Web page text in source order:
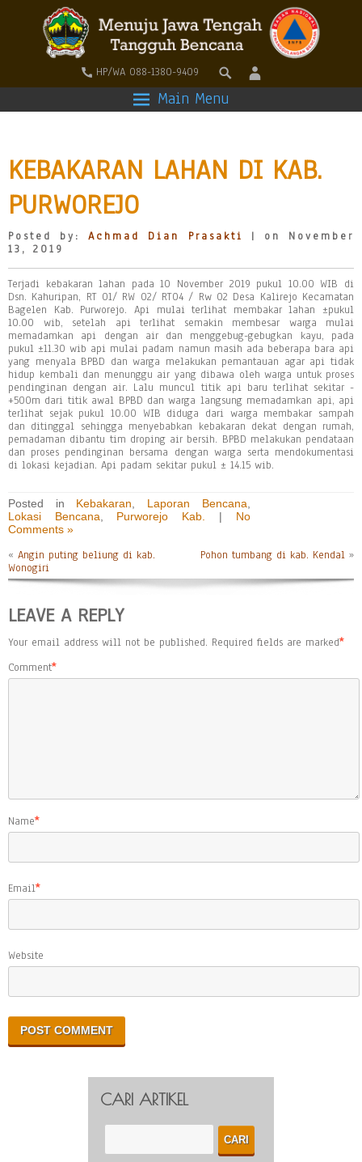
HP/WA 088-1380-9409
Main Menu
KEBAKARAN LAHAN DI KAB.
PURWOREJO
Posted by:Achmad Dian Prasakti
| on November
13, 2019
Terjadi kebakaran lahan pada 10 November 2019 pukul 10.00 WIB di
Dsn. Kahuripan, RT 01/ RW 02/ RT04 / Rw 02 Desa Kalirejo Kecamatan
Bagelen Kab. Purworejo. Api mulai terlihat membakar lahan ±pukul
10.00 wib, setelah api terlihat semakin membesar warga mulai
memadamkan api dengan air dan menggebug-gebugkan kayu, pada
pukul ±11.30 wib api mulai padam namun masih ada beberapa bara api
yang menyala BPBD dan warga melakukan pemantauan agar api tidak
hidup kembali dan menunggu air yang dibawa oleh warga untuk proses
pendinginan dengan air. Lalu muncul titik api baru terlihat sekitar -
+500m dari titik awal BPBD dan warga langsung memadamkan api, api
terlihat sejak pukul 10.00 WIB diduga dari warga membakar sampah
dan ditinggal sehingga menyebabkan kebakaran dekat dengan rumah,
pemadaman dibantu tim droping air bersih. BPBD melakukan pendataan
dan proses pendinginan bersama dengan warga serta mendokumentasi
di lokasi kejadian. Api padam sekitar pukul ± 14.15 wib.
Posted in Kebakaran Laporan Bencana
Lokasi Bencana
Purworejo Kab. | No
Comments »
« Angin puting beliung di kab.
Wonogiri
Pohon tumbang di kab. Kendal »
LEAVE A REPLY
Your email address will not be published. Required fields are marked*
Comment*
Name*
Email*
Website
CARI ARTIKEL